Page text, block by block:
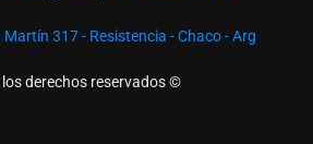
Martín 317 - Resistencia - Chaco - Arg
los derechos reservados ©